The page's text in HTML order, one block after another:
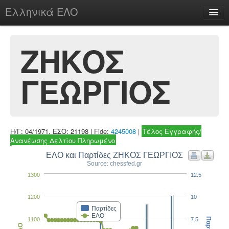
Ελληνικά ΕΛΟ
chesstu.be @ discord
Login
ΖΗΚΟΣ
ΓΕΩΡΓΙΟΣ
Η/Γ: 04/1971, ΕΣΟ: 21198 | Fide: 4245008 | Τέλος Εγγραφής/
Ανανέωσης Δελτίου Πληρωμένο
ΕΛΟ και Παρτίδες ΖΗΚΟΣ ΓΕΩΡΓΙΟΣ
Source: chessfed.gr
Παρτίδες
ΕΛΟ
1100
1200
1300
7.5
10
12.5